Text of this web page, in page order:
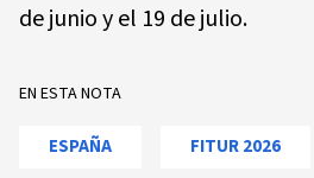
de junio y el 19 de julio.
EN ESTA NOTA
ESPAÑA FITUR 2026